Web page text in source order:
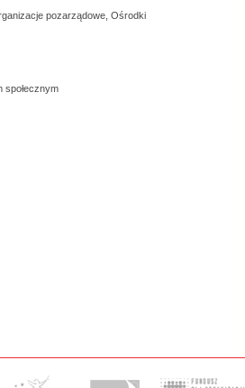
pozarządowe, Ośrodki
społecznym